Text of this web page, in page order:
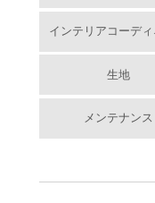
インテリアコーディ
生地
メンテナンス